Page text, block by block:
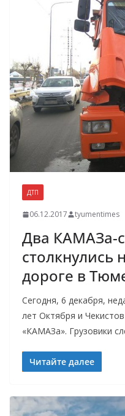
ДТП
06.12.2017 tyumentimes
Два КАМАЗа-
столкнулись
дороге в
Сегодня, 6 декабря,
лет Октября и
«КАМАЗа». Грузовики
Читайте далее